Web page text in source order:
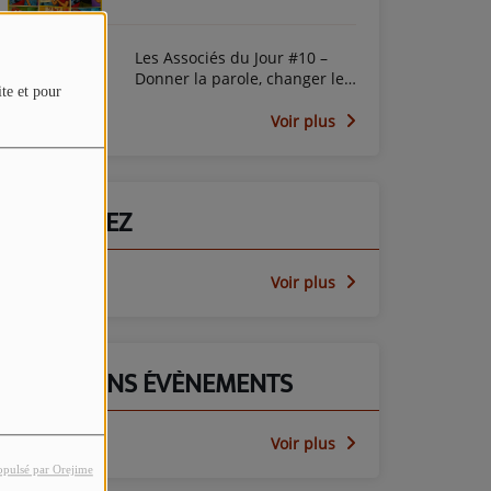
et pour
par Orejime
Les Associés du Jour #10 –
Donner la parole, changer le
Voir plus
PARTICIPEZ
Voir plus
PROCHAINS ÉVÈNEMENTS
Voir plus